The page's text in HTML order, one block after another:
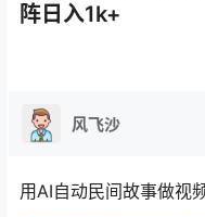
阵日入1k+
风飞沙
用AI自动民间故事做视